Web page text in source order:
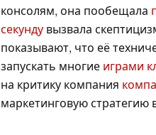
консолям, она пообещала
секунду вызвала
показывают, что её
запускать многие играми
на критику компания
маркетинговую